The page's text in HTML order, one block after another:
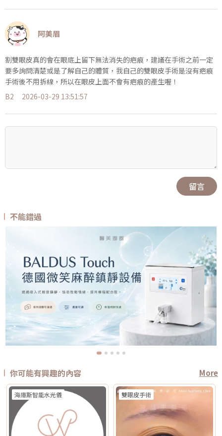
阿美眉
割雙眼皮真的會在眼底上留下無法消失的疤痕，建議在手術之前一定
要多詢問清楚或是了解自己的體質，我自己的雙眼皮手術是沒有疤痕
手術後不用拆線，所以在眼皮上面不會有疤痕的產生喔！
B2
2026-03-29 13:51:57
留言
不能錯過
你可能有興趣的內容 More
海庫斯智能水光儀 雙眼皮手術